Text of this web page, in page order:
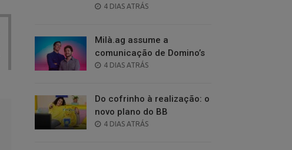
POSTED
4 DIAS ATRÁS
Milà.ag assume a
comunicação de Domino’s
POSTED
4 DIAS ATRÁS
Do cofrinho à realização: o
novo plano do BB
POSTED
4 DIAS ATRÁS